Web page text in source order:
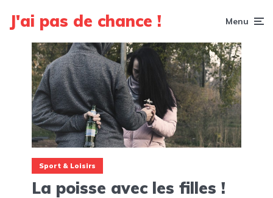
J'ai pas de chance ! Menu
Sport & Loisirs
La poisse avec les filles !